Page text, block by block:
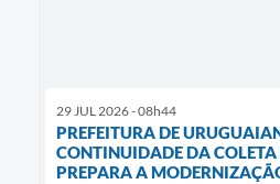
29 JUL 2026 - 08h44
PREFEITURA DE
CONTINUIDADE DA COLETA
PREPARA A